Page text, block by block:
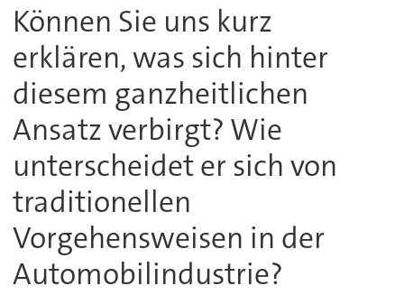
Können Sie uns kurz
erklären, was sich hinter
diesem ganzheitlichen
Ansatz verbirgt? Wie
unterscheidet er sich von
traditionellen
Vorgehensweisen in der
Automobilindustrie?